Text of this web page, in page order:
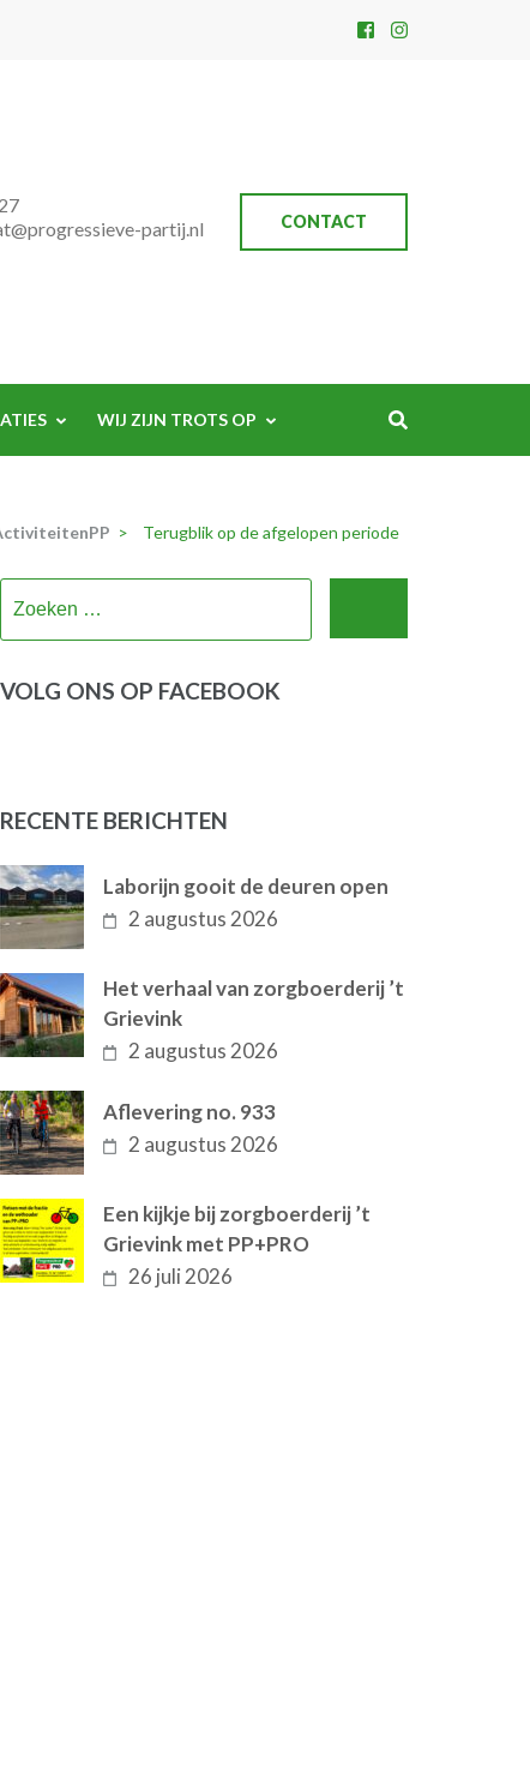
CONTACT
partij.nl
WIJ ZIJN TROTS OP
> Terugblik op de afgelopen periode
VOLG ONS OP FACEBOOK
RECENTE BERICHTEN
Laborijn gooit de deuren open
2 augustus 2026
Het verhaal van zorgboerderij ’t
Grievink
2 augustus 2026
Aflevering no. 933
2 augustus 2026
Een kijkje bij zorgboerderij ’t
Grievink met PP+PRO
26 juli 2026